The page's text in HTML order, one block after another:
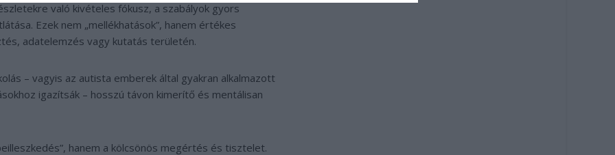
való kivételes fókusz, a szabályok gyors
Ezek nem „mellékhatások”, hanem értékes
adatelemzés vagy kutatás területén.
– vagyis az autista emberek által gyakran alkalmazott
igazítsák – hosszú távon kimerítő és mentálisan
hanem a kölcsönös megértés és tisztelet.